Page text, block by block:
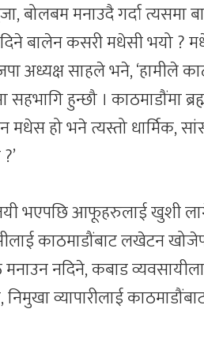
बोलबम मनाउदै गर्दा त्यसमा
बालेन कसरी मधेसी भयो ?
अध्यक्ष साहले भने, ‘हामीले
हुन्छौ । काठमाडौंमा
मधेस हो भने त्यस्तो धार्मिक,
भएपछि आफूहरुलाई खुशी
काठमाडौंबाट लखेटन
नदिने, कबाड
व्यापारीलाई